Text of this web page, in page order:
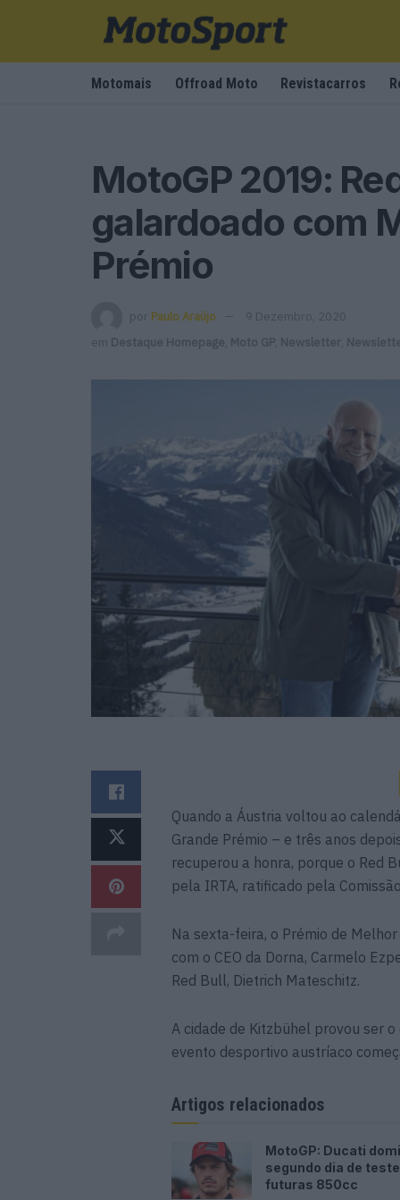
Motomais Offroad Moto Revistacarros
MotoGP 2019:
galardoado com
Prémio
por Paulo Araújo
9 Dezembro, 2020
em
Destaque Homepage Moto GP Newsletter
Quando a Áustria voltou ao
Grande Prémio – e três anos
recuperou a honra, porque o Red
pela IRTA, ratificado pela
Na sexta-feira, o Prémio de
com o CEO da Dorna, Carmelo
Red Bull, Dietrich Mateschitz.
A cidade de Kitzbühel provou ser
evento desportivo austríaco
Artigos relacionados
MotoGP: Ducati
segundo dia de
futuras 850cc